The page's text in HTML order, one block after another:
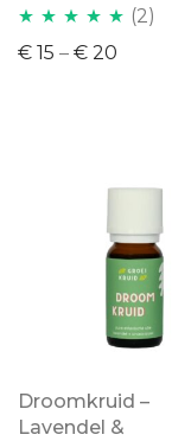
Waardering
(2)
€ 15 – € 20
Droomkruid –
Lavendel &